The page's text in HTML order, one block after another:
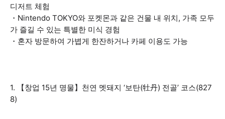
디저트 체험
・Nintendo TOKYO와 포켓몬과 같은 건물 내 위치, 가족 모두
가 즐길 수 있는 특별한 미식 경험
・혼자 방문하여 가볍게 한잔하거나 카페 이용도 가능
1. 【창업 15년 명물】천연 멧돼지 ‘보탄(牡丹) 전골’ 코스(827
8)